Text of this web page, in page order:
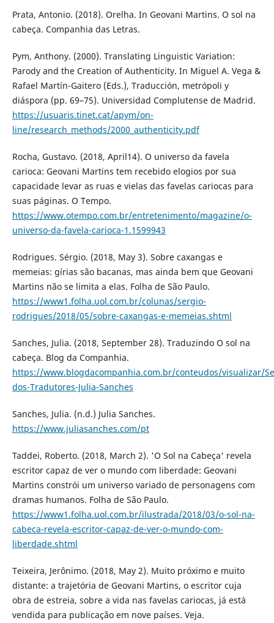
Prata, Antonio. (2018). Orelha. In Geovani Martins. O sol na
cabeça. Companhia das Letras.
Pym, Anthony. (2000). Translating Linguistic Variation:
Parody and the Creation of Authenticity. In Miguel A. Vega &
Rafael Martín-Gaitero (Eds.), Traducción, metrópoli y
diáspora (pp. 69–75). Universidad Complutense de Madrid.
https://usuaris.tinet.cat/apym/on-
line/research_methods/2000_authenticity.pdf
Rocha, Gustavo. (2018, April14). O universo da favela
carioca: Geovani Martins tem recebido elogios por sua
capacidade levar as ruas e vielas das favelas cariocas para
suas páginas. O Tempo.
https://www.otempo.com.br/entretenimento/magazine/o-
universo-da-favela-carioca-1.1599943
Rodrigues. Sérgio. (2018, May 3). Sobre caxangas e
memeias: gírias são bacanas, mas ainda bem que Geovani
Martins não se limita a elas. Folha de São Paulo.
https://www1.folha.uol.com.br/colunas/sergio-
rodrigues/2018/05/sobre-caxangas-e-memeias.shtml
Sanches, Julia. (2018, September 28). Traduzindo O sol na
cabeça. Blog da Companhia.
https://www.blogdacompanhia.com.br/conteudos/visualizar/
dos-Tradutores-Julia-Sanches
Sanches, Julia. (n.d.) Julia Sanches.
https://www.juliasanches.com/pt
Taddei, Roberto. (2018, March 2). 'O Sol na Cabeça' revela
escritor capaz de ver o mundo com liberdade: Geovani
Martins constrói um universo variado de personagens com
dramas humanos. Folha de São Paulo.
https://www1.folha.uol.com.br/ilustrada/2018/03/o-sol-na-
cabeca-revela-escritor-capaz-de-ver-o-mundo-com-
liberdade.shtml
Teixeira, Jerônimo. (2018, May 2). Muito próximo e muito
distante: a trajetória de Geovani Martins, o escritor cuja
obra de estreia, sobre a vida nas favelas cariocas, já está
vendida para publicação em nove países. Veja.